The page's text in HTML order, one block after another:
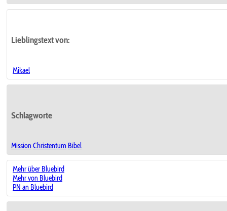
Lieblingstextvon:
Mikael
Schlagworte
Mission Christentum Bibel
Mehr über Bluebird
Mehr von Bluebird
PN an Bluebird